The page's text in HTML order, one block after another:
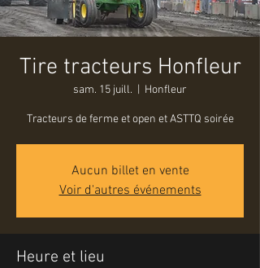
Tire tracteurs Honfleur
sam. 15 juill. Honfleur
Tracteurs de ferme et open et ASTTQ soirée
Aucun billet en vente
Voir d'autres événements
Heure et lieu